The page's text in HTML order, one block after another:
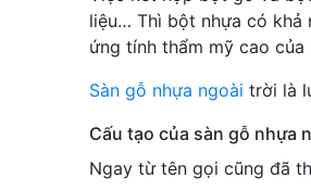
liệu… Thì bột nhựa có khả
ứng tính thẩm mỹ cao
Sàn gỗ nhựa ngoài trời là
Cấu tạo của sàn gỗ nhựa
Ngay từ tên gọi cũng đã